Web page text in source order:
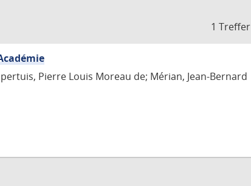
1 Treffer
Pierre Louis Moreau de; Mérian, Jean-Bernard